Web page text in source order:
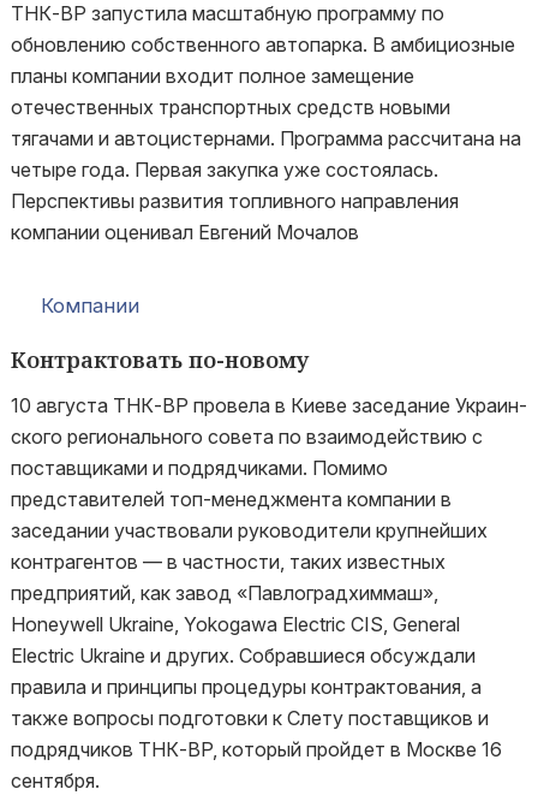
ТНК-ВР запустила масштабную программу по
обновлению собственного автопарка. В амбициозные
планы компании входит полное замещение
отечественных транспортных средств новыми
тягачами и автоцистернами. Программа рассчитана на
четыре года. Первая закупка уже состоялась.
Перспективы развития топливного направления
компании оценивал Евгений Мочалов
Компании
Контрактовать по-новому
10 августа ТНК-BP провела в Киеве заседание Укра­ин­
ского регионального совета по взаимодействию с
поставщиками и подрядчиками. Помимо
представителей топ-менеджмента компании в
заседании участвовали руководители крупнейших
контрагентов — в частности, таких известных
предприятий, как завод «Павлоградхиммаш»,
Honeywell Ukraine, Yokogawa Electric CIS, General
Electric Ukraine и других. Собравшиеся обсуждали
правила и принципы процедуры контрактования, а
также вопросы подготовки к Слету поставщиков и
подрядчиков ТНК-BP, который пройдет в Москве 16
сентября.